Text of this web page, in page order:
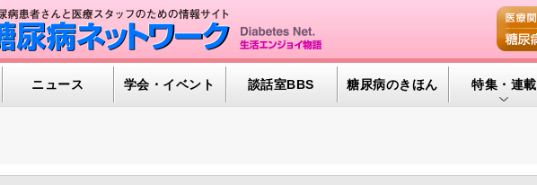
ニュース 学会・イベント 談話室BBS 糖尿病のきほん 特集・連載